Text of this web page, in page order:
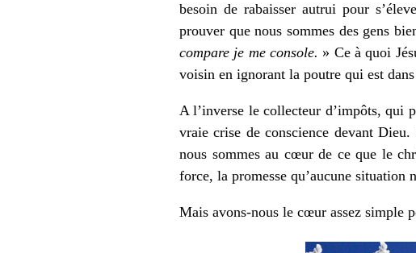
besoin de rabaisser autrui pour
prouver que nous sommes des gens
compare je me console. » Ce à quoi
voisin en ignorant la poutre qui est
A l’inverse le collecteur d’impôts, qui
vraie crise de conscience devant
nous sommes au cœur de ce que le
force, la promesse qu’aucune situation
Mais avons-nous le cœur assez simple